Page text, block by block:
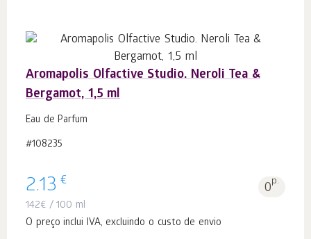
Aromapolis Olfactive Studio. Neroli Tea &
Bergamot, 1,5 ml
Eau de Parfum
#108235
2.13 € 0p.
142€ / 100 ml
O preço inclui IVA, excluindo o custo de envio